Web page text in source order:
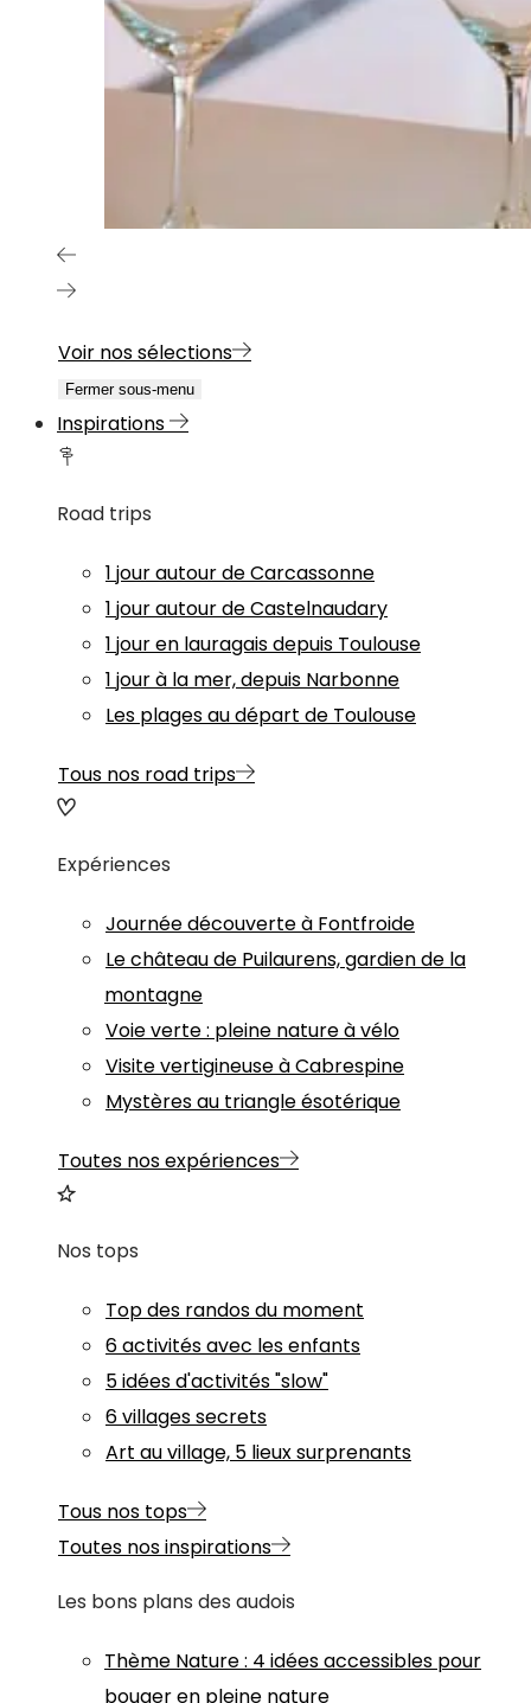
Voir nos sélections
Fermer sous-menu
Inspirations
Road trips
1 jour autour de Carcassonne
1 jour autour de Castelnaudary
1 jour en lauragais depuis Toulouse
1 jour à la mer, depuis Narbonne
Les plages au départ de Toulouse
Tous nos road trips
Expériences
Journée découverte à Fontfroide
Le château de Puilaurens, gardien de la
montagne
Voie verte : pleine nature à vélo
Visite vertigineuse à Cabrespine
Mystères au triangle ésotérique
Toutes nos expériences
Nos tops
Top des randos du moment
6 activités avec les enfants
5 idées d'activités "slow"
6 villages secrets
Art au village, 5 lieux surprenants
Tous nos tops
Toutes nos inspirations
Les bons plans des audois
Thème Nature: 4 idées accessibles pour
bouger en pleine nature